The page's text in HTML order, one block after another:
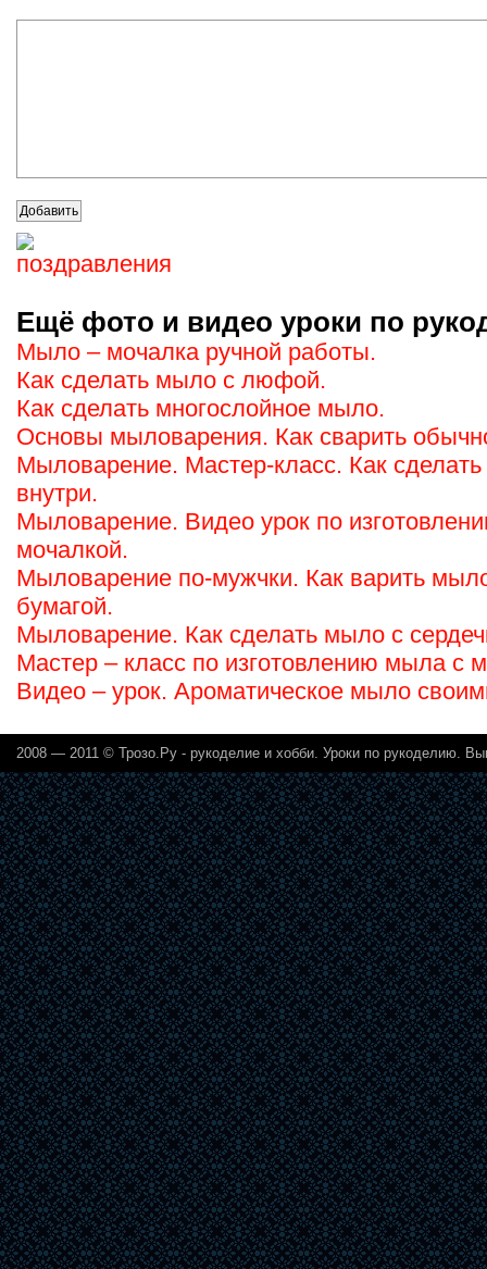
Ещё фото и видео уроки по
Мыло – мочалка ручной работы.
Как сделать мыло с люфой.
Как сделать многослойное мыло.
Основы мыловарения. Как сварить
Мыловарение. Мастер-класс. Как
внутри.
Мыловарение. Видео урок по
мочалкой.
Мыловарение по-мужчки. Как варить
бумагой.
Мыловарение. Как сделать мыло с
Мастер – класс по изготовлению мыла с
Видео – урок. Ароматическое мыло
2008 — 2011 © Трозо.Ру - рукоделие и хобби. Уроки по рукоделию.